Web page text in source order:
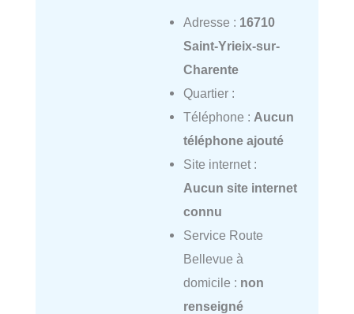
Adresse : 16710
Saint-Yrieix-sur-
Charente
Quartier :
Téléphone : Aucun
téléphone ajouté
Site internet :
Aucun site internet
connu
Service Route
Bellevue à
domicile : non
renseigné